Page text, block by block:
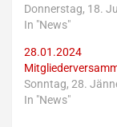
Donnerstag, 18.
In "News"
28.01.2024
Sonntag, 28.
In "News"